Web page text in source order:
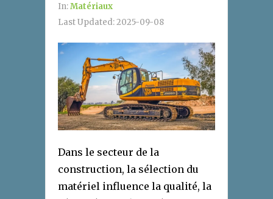
In:Matériaux
Last Updated:2025-09-08
Dans le secteur de la
construction, la sélection du
matériel influence la qualité, la